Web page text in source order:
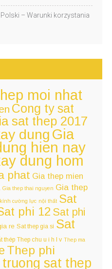
– Warunki korzystania
moi nhat
Cong ty sat
sat thep 2017
dung Gia
hien nay
dung hom
phat Gia thep mien
Gia thep thai nguyen Gia thep
kính cường lực nội thất Sat
phi 12 Sat phi
re Sat thep gia si Sat
thép Thep chu u i h l v Thep ma
Thep phi
truong sat thep